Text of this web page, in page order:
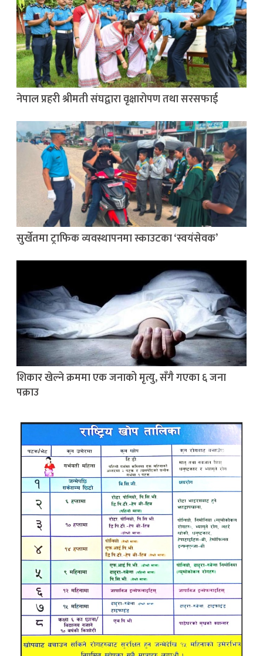
नेपाल प्रहरी श्रीमती संघद्वारा वृक्षारोपण तथा सरसफाई
सुर्खेतमा ट्राफिक व्यवस्थापनमा स्काउटका ‘स्वयंसेवक’
शिकार खेल्ने क्रममा एक जनाको मृत्यु, सँगै गएका ६ जना
पक्राउ